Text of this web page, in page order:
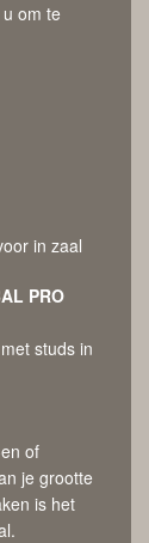
om te
in zaal
PRO
studs in
of
je grootte
is het